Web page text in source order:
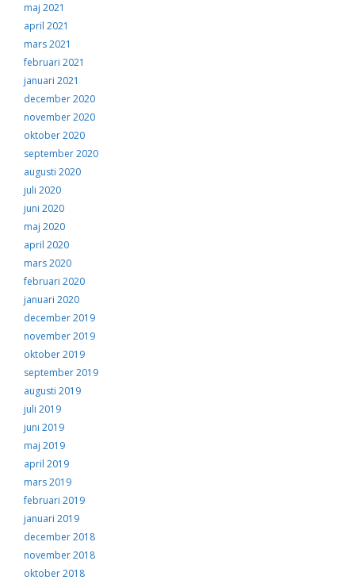
maj 2021
april 2021
mars 2021
februari 2021
januari 2021
december 2020
november 2020
oktober 2020
september 2020
augusti 2020
juli 2020
juni 2020
maj 2020
april 2020
mars 2020
februari 2020
januari 2020
december 2019
november 2019
oktober 2019
september 2019
augusti 2019
juli 2019
juni 2019
maj 2019
april 2019
mars 2019
februari 2019
januari 2019
december 2018
november 2018
oktober 2018